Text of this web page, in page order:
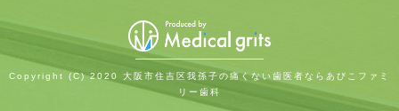
Copyright (C) 2020 大阪市住吉区我孫子の痛くない歯医者ならあびこファミ
リー歯科